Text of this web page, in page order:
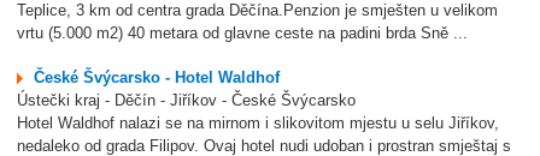
Teplice, 3 km od centra grada Děčína.Penzion je smješten u velikom
vrtu (5.000 m2) 40 metara od glavne ceste na padini brda Sně ...
České Švýcarsko - Hotel Waldhof
Ústečki kraj - Děčín - Jiříkov - České Švýcarsko
Hotel Waldhof nalazi se na mirnom i slikovitom mjestu u selu Jiříkov,
nedaleko od grada Filipov. Ovaj hotel nudi udoban i prostran smještaj s